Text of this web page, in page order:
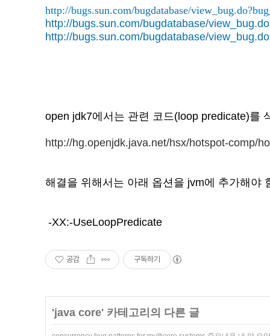
http://bugs.sun.com/bugdatabase/
http://bugs.sun.com/bugdatabase/
http://bugs.sun.com/bugdatabase/
open jdk7에서는 관련 코드(loop predicate)를
http://hg.openjdk.java.net/hsx/hotspot-comp/
해결을 위해서는 아래 옵션을 jvm에 추가해야
-XX:-UseLoopPredicate
공감 구독하기
'java core' 카테고리의 다른 글